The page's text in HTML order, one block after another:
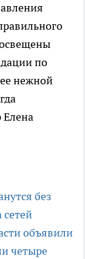
по
нежной
без
сетей
объявили
четыре